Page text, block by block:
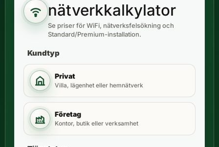
nätverkkalkylator
Se priser för WiFi, nätverksfelsökning och
Standard/Premium-installation.
Kundtyp
Privat
Villa, lägenhet eller hemnätverk
Företag
Kontor, butik eller verksamhet